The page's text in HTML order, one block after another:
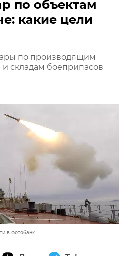
по объектам
какие цели
по производящим
складам боеприпасов
в фотобанк